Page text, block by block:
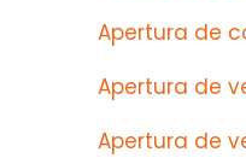
Apertura de
Apertura de
Apertura de